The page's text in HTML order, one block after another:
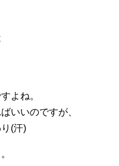
よね。
いいのですが、
(汗)